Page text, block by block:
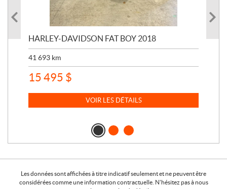
HARLEY-DAVIDSON FAT BOY 2018
41 693 km
15 495 $
VOIR LES DÉTAILS
Les données sont affichées à titre indicatif seulement et ne peuvent être
considérées comme une information contractuelle. N'hésitez pas à nous